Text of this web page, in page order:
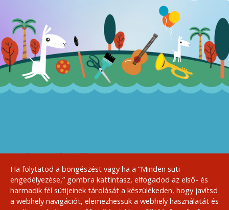
SajtóHázirend, ÁSZFKapcsolatSzponzoroknak
A Sziget Kulturális
Szervezőiroda bemutatja:
Ha folytatod a böngészést vagy ha a “Minden süti
engedélyezése,” gombra kattintasz, elfogadod az első- és
harmadik fél sütijeinek tárolását a készülékeden, hogy javítsd
a webhely navigációt, elemezhessük a webhely használatát és